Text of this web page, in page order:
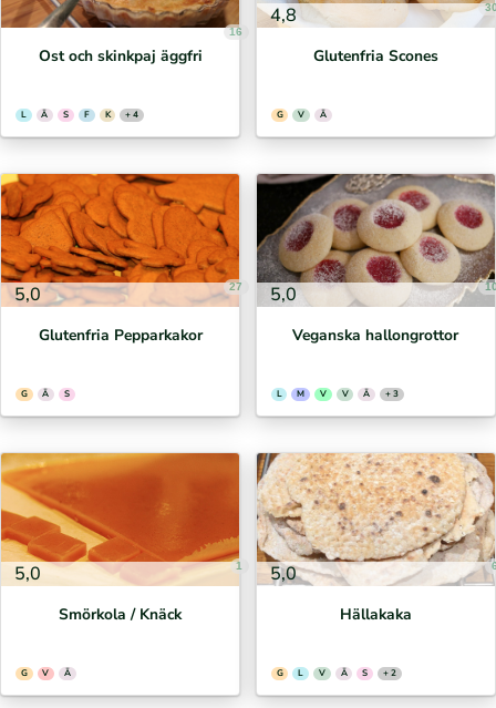
16
Ost och skinkpaj äggfri
L Ä S F K + 4
4,8
Glutenfria Scones
G V Ä
5,0 27
Glutenfria Pepparkakor
G Ä S
5,0
Veganska hallongrottor
L M V V Ä + 3
5,0 1
Smörkola / Knäck
G V Ä
5,0
Hällakaka
G L V Ä S + 2